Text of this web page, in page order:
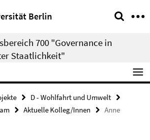
Berlin
700 "Governance in
Staatlichkeit"
D - Wohlfahrt und Umwelt
Aktuelle Kolleg/Innen
Anne